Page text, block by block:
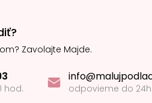
Zavolajte Majde.
hod. odpovieme do 24h